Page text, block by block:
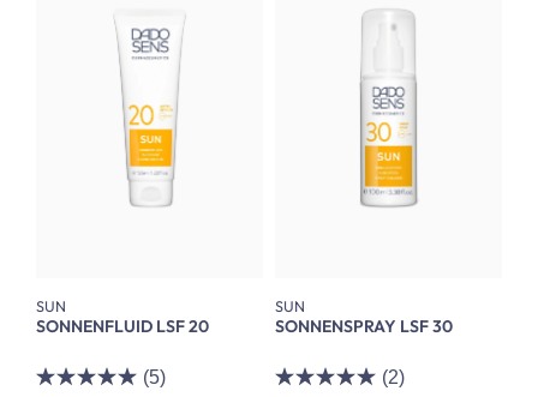
SUN
SONNENFLUID LSF 20
(5)
SUN
SONNENSPRAY LSF 30
(2)